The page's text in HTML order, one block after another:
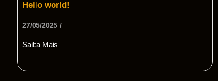
Hello world!
27/05/2025 /
Saiba Mais